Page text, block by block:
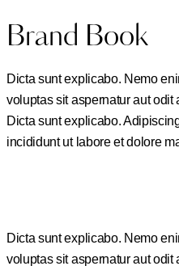
Brand Book
Dicta sunt explicabo. Nemo
voluptas sit aspernatur aut odit
Dicta sunt explicabo.
incididunt ut labore et dolore
Dicta sunt explicabo. Nemo
voluptas sit aspernatur aut